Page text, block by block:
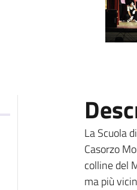
La Scuola
Casorzo
colline del
ma più